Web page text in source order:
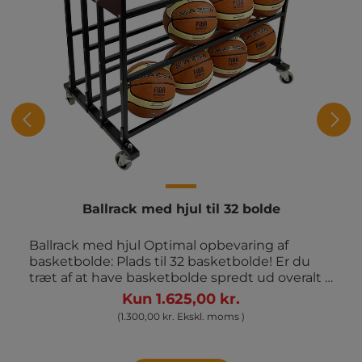
Ballrack med hjul til 32 bolde
Ballrack med hjul Optimal opbevaring af
basketbolde: Plads til 32 basketbolde! Er du
træt af at have basketbolde spredt ud overalt i
dit træningslokale eller opbevaringsrum?
Vores ballrack er den ideelle løsning til at
organisere og opbevare dine basketbolde på
Funktioner og fordele: Plads til 32 basketbolde:
Kun 1.625,00 kr.
(1.300,00 kr. Ekskl. moms )